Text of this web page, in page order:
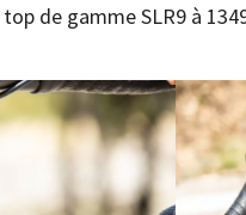
de gamme SLR9 à